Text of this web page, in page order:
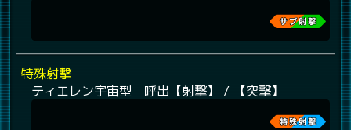
特殊射撃
ティエレン宇宙型 呼出【射撃】 / 【突撃】